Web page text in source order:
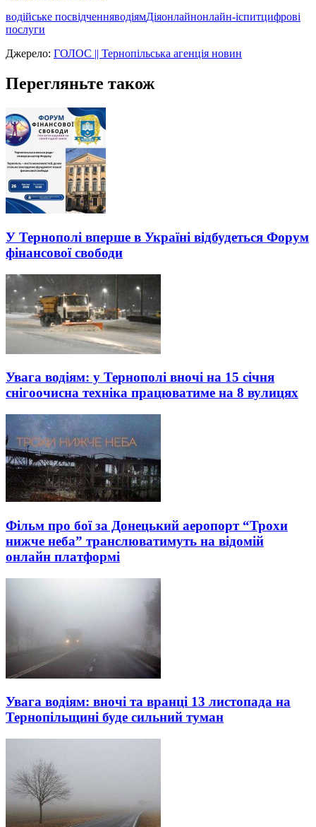
водійське посвідченняводіямДіяонлайнонлайн-іспитцифрові
послуги
Джерело: ГОЛОС || Тернопільська агенція новин
Перегляньте також
У Тернополі вперше в Україні відбудеться Форум
фінансової свободи
Увага водіям: у Тернополі вночі на 15 січня
снігоочисна техніка працюватиме на 8 вулицях
Фільм про бої за Донецький аеропорт “Трохи
нижче неба” транслюватимуть на відомій
онлайн платформі
Увага водіям: вночі та вранці 13 листопада на
Тернопільщині буде сильний туман